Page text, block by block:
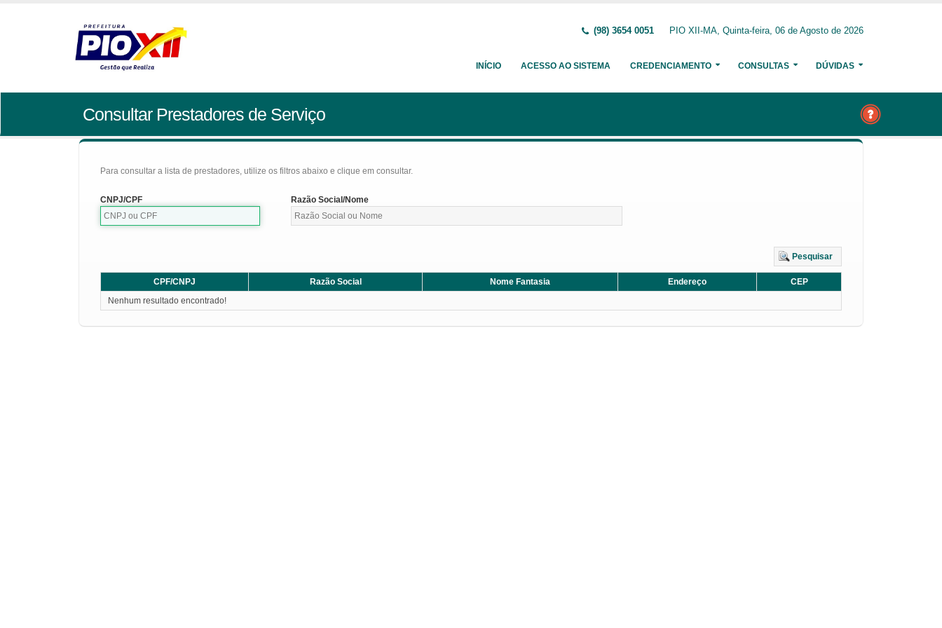
(98) 3654 0051 PIO XII-MA, Quinta-feira, 06 de Agosto de 2026
INÍCIO ACESSO AO SISTEMA CREDENCIAMENTO CONSULTAS DÚVIDAS
Consultar Prestadores de Serviço
Para consultar a lista de prestadores, utilize os filtros abaixo e clique em consultar.
CNPJ/CPF Razão Social/Nome
Pesquisar
CPF/CNPJ Razão Social Nome Fantasia Endereço
CEP
Nenhum resultado encontrado!